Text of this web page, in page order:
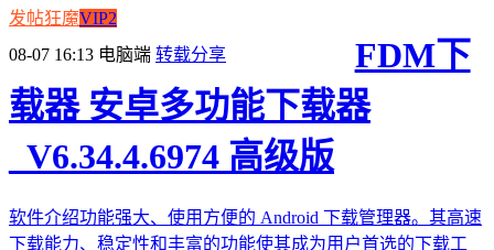
发帖狂魔VIP2
08-07 16:13 电脑端 转载分享
FDM下
载器 安卓多功能下载器
_V6.34.4.6974 高级版
软件介绍功能强大、使用方便的 Android 下载管理器。其高速
下载能力、稳定性和丰富的功能使其成为用户首选的下载工